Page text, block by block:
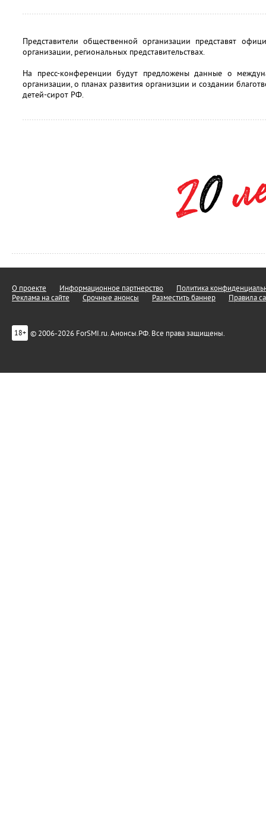
Представители общественной организации представят
организации, региональных представительствах.
На пресс-конференции будут предложены данные о
организации, о планах развития организции и создании
детей-сирот РФ.
О проекте Информационное партнерство
Политика
Реклама на сайте
Срочные анонсы Разместить баннер Правила
18+ © 2006-2026 ForSMI.ru. Анонсы.РФ. Все права защищены.